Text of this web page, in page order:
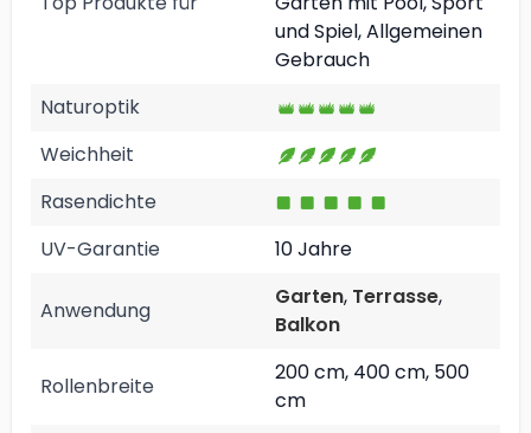
und Spiel, Allgemeinen
Gebrauch
Naturoptik
Weichheit
Rasendichte
UV-Garantie
10 Jahre
Anwendung
Garten, Terrasse,
Balkon
Rollenbreite
200 cm, 400 cm, 500
cm